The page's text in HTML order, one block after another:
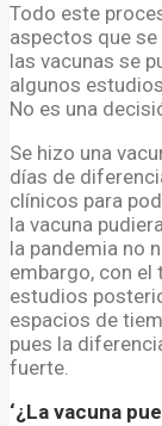
Todo este
aspectos que
las vacunas se
algunos
No es una
Se hizo una
días de
clínicos para
la vacuna
la pandemia no
embargo, con el
estudios
espacios de
pues la
fuerte.
‘¿La vacuna